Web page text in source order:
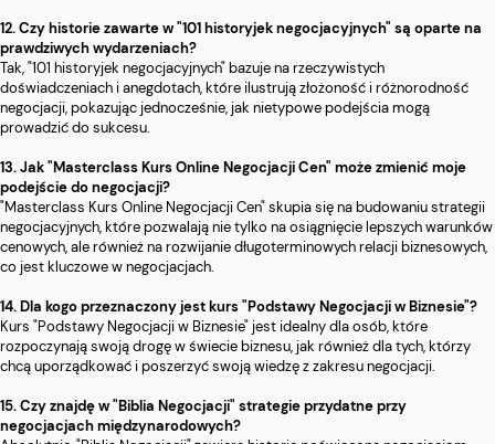
12. Czy historie zawarte w "101 historyjek negocjacyjnych" są oparte na
prawdziwych wydarzeniach?
Tak, "101 historyjek negocjacyjnych" bazuje na rzeczywistych
doświadczeniach i anegdotach, które ilustrują złożoność i różnorodność
negocjacji, pokazując jednocześnie, jak nietypowe podejścia mogą
prowadzić do sukcesu.
13. Jak "Masterclass Kurs Online Negocjacji Cen" może zmienić moje
podejście do negocjacji?
"Masterclass Kurs Online Negocjacji Cen" skupia się na budowaniu strategii
negocjacyjnych, które pozwalają nie tylko na osiągnięcie lepszych warunków
cenowych, ale również na rozwijanie długoterminowych relacji biznesowych,
co jest kluczowe w negocjacjach.
14. Dla kogo przeznaczony jest kurs "Podstawy Negocjacji w Biznesie"?
Kurs "Podstawy Negocjacji w Biznesie" jest idealny dla osób, które
rozpoczynają swoją drogę w świecie biznesu, jak również dla tych, którzy
chcą uporządkować i poszerzyć swoją wiedzę z zakresu negocjacji.
15. Czy znajdę w "Biblia Negocjacji" strategie przydatne przy
negocjacjach międzynarodowych?